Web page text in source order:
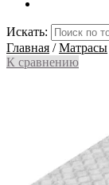
Искать:
Главная /Матрасы
К сравнению